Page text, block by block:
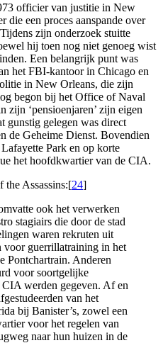
officier van justitie in New
die een proces aanspande over
zijn onderzoek stuitte
hij toen nog niet genoeg wist
Een belangrijk punt was
het FBI-kantoor in Chicago en
in New Orleans, die zijn
begon bij het Office of Naval
‘pensioenjaren’ zijn eigen
gunstig gelegen was direct
de Geheime Dienst. Bovendien
Park en op korte
het hoofdkwartier van de CIA.
Assassins:[24]
ook het verwerken
stagiairs die door de stad
waren rekruten uit
voor guerrillatraining in het
Pontchartrain. Anderen
voor soortgelijke
werden gegeven. Af en
van het
bij Banister’s, zowel een
voor het regelen van
naar hun huizen in de